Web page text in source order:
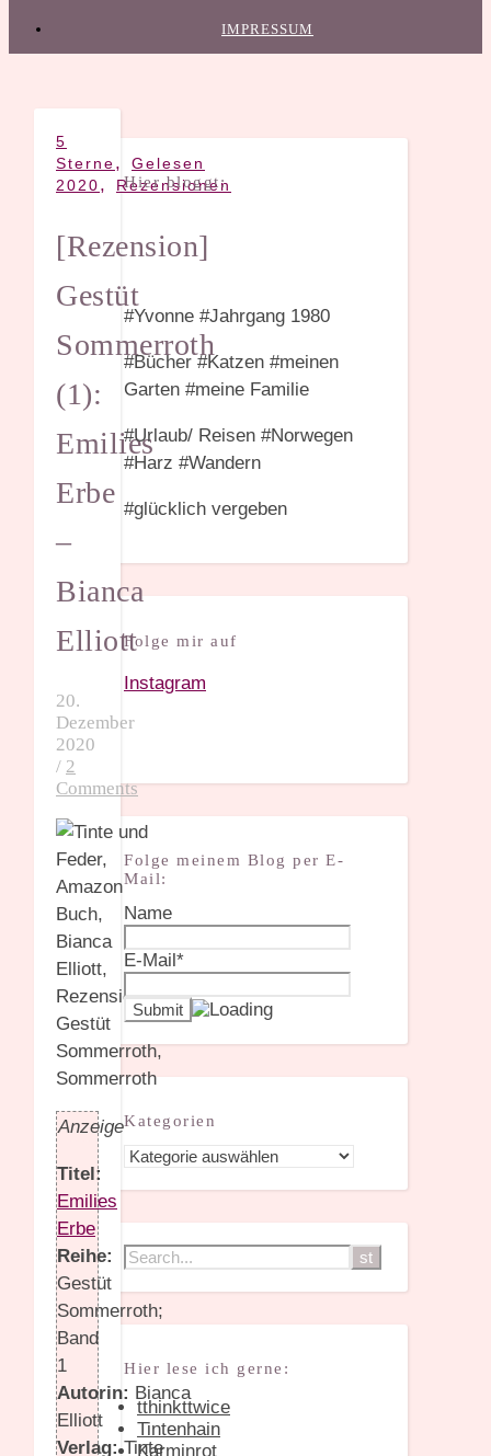
IMPRESSUM
5
Sterne, Gelesen
2020, Rezensionen
[Rezension]
Gestüt
Sommerroth
(1):
Emilies
Erbe
–
Bianca
Elliott
20.
Dezember
2020
/ 2
Comments
Anzeige
Titel:
Emilies
Erbe
Reihe:
Gestüt
Sommerroth;
Band
1
Autorin: Bianca
Elliott
Verlag:Tinte
Hier bloggt:
#Yvonne #Jahrgang 1980
#Bücher #Katzen #meinen
Garten #meine Familie
#Urlaub/ Reisen #Norwegen
#Harz #Wandern
#glücklich vergeben
Folge mir auf
Instagram
Folge meinem Blog per E-
Mail:
Name
E-Mail*
Kategorien
Kategorien
Hier lese ich gerne:
tthinkttwice
Tintenhain
Karminrot